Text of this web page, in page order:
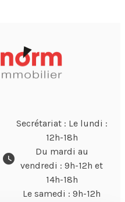
watch_later
Secrétariat : Le lundi :
12h-18h
Du mardi au
vendredi : 9h-12h et
14h-18h
Le samedi : 9h-12h